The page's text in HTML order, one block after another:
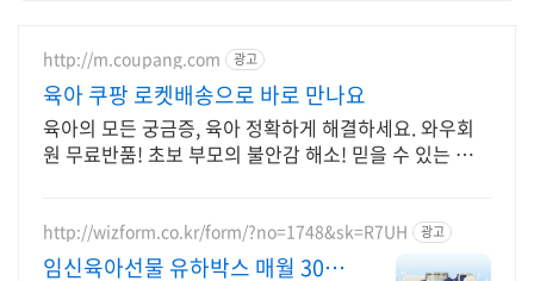
http://m.coupang.com 광고
육아 쿠팡 로켓배송으로 바로 만나요
육아의 모든 궁금증, 육아 정확하게 해결하세요. 와우회
원 무료반품! 초보 부모의 불안감 해소! 믿을 수 있는 정
http://wizform.co.kr/form/?no=1748&sk=R7UH 광고
임신육아선물 유하박스 매월 300